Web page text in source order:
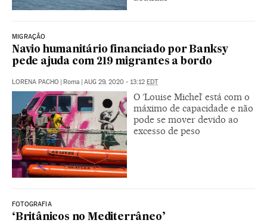
MIGRAÇÃO
Navio humanitário financiado por Banksy
pede ajuda com 219 migrantes a bordo
LORENA PACHO | Roma | AUG 29, 2020 - 13:12 EDT
O ‘Louise Michel’ está com o
máximo de capacidade e não
pode se mover devido ao
excesso de peso
FOTOGRAFIA
‘Britânicos no Mediterrâneo’